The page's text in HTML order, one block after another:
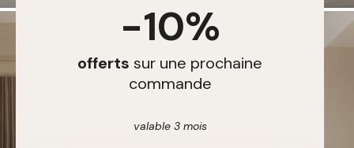
-10%
offerts sur une prochaine
commande
valable 3 mois